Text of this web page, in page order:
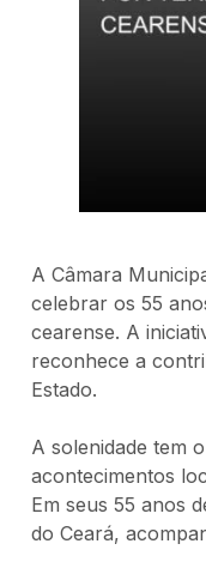
A Câmara
celebrar os 55
cearense. A
reconhece a
Estado.
A solenidade tem
acontecimentos
Em seus 55 anos
do Ceará,